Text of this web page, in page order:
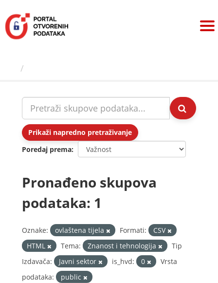
sadržaj
Prikaži napredno pretraživanje
Poredaj prema
Pronađeno skupova
podataka: 1
Oznake: ovlaštena tijela Formati:
CSV
HTML
Tema: Znanost i tehnologija
Tip
Izdavača:
Javni sektor is_hvd: 0
Vrsta
podataka:
public